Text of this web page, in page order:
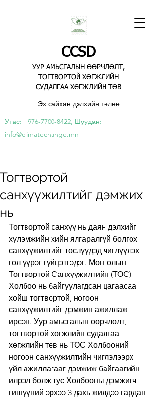
CCSD
УУР АМЬСГАЛЫН ӨӨРЧЛӨЛТ,
ТОГТВОРТОЙ ХӨГЖЛИЙН
СУДАЛГАА ХӨГЖЛИЙН ТӨВ
Эх сайхан дэлхийн төлөө
Утас: +976-7700-8422, Шуудан:
info@climatechange.mn
Тогтвортой
санхүүжилтийг дэмжих
нь
Тогтвортой санхүү нь даян дэлхийг
хүлэмжийн хийн ялгаралгүй болгох
санхүүжилтийг төслүүдэд чиглүүлэх
гол үүрэг гүйцэтгэдэг. Монголын
Тогтвортой Санхүүжилтийн (ТОС)
Холбоо нь байгуулагдсан цагаасаа
хойш тогтвортой, ногоон
санхүүжилтийг дэмжин ажиллаж
ирсэн. Уур амьсгалын өөрчлөлт,
тогтвортой хөгжлийн судалгаа
хөгжлийн төв нь ТОС Холбооний
ногоон санхүүжилтийн чиглэлээрх
үйл ажиллагааг дэмжиж байгаагийн
илрэл болж тус Холбооны дэмжигч
гишүүний эрхээ 3 дахь жилдээ гардан